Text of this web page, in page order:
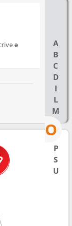
A
B
C
D
I
L
M
O
P
S
U
ə